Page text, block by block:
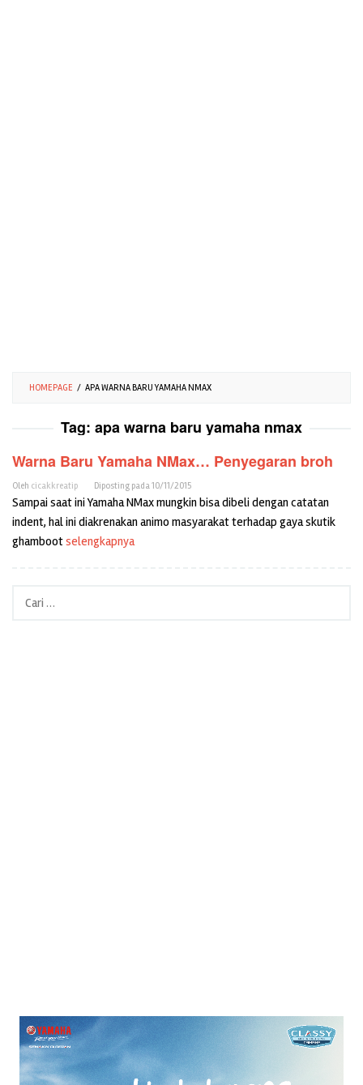
HOMEPAGE / APA WARNA BARU YAMAHA NMAX
Tag: apa warna baru yamaha nmax
Warna Baru Yamaha NMax… Penyegaran broh
Oleh cicakkreatip Diposting pada10/11/2015
Sampai saat ini Yamaha NMax mungkin bisa dibeli dengan catatan
indent, hal ini diakrenakan animo masyarakat terhadap gaya skutik
ghambootselengkapnya